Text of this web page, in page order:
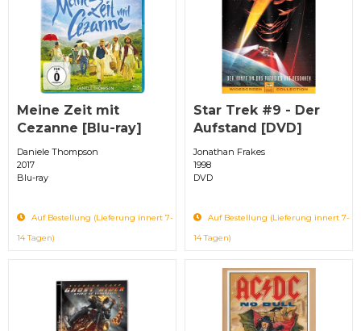
Meine Zeit mit
Cezanne [Blu-ray]
Daniele Thompson
2017
Blu-ray
Auf Bestellung (Lieferung innert 7-
14 Tagen)
Star Trek #9 - Der
Aufstand [DVD]
Jonathan Frakes
1998
DVD
Auf Bestellung (Lieferung innert 7-
14 Tagen)